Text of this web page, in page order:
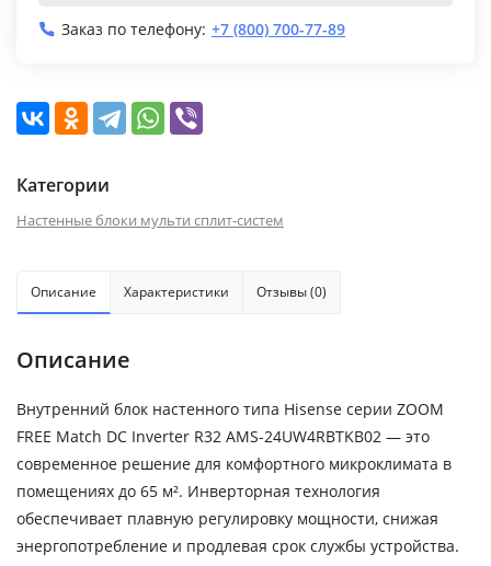
Заказ по телефону: +7 (800) 700-77-89
Категории
Настенные блоки мульти сплит-систем
Описание Характеристики Отзывы (0)
Описание
Внутренний блок настенного типа Hisense серии ZOOM
FREE Match DC Inverter R32 AMS-24UW4RBTKB02 — это
современное решение для комфортного микроклимата в
помещениях до 65 м². Инверторная технология
обеспечивает плавную регулировку мощности, снижая
энергопотребление и продлевая срок службы устройства.